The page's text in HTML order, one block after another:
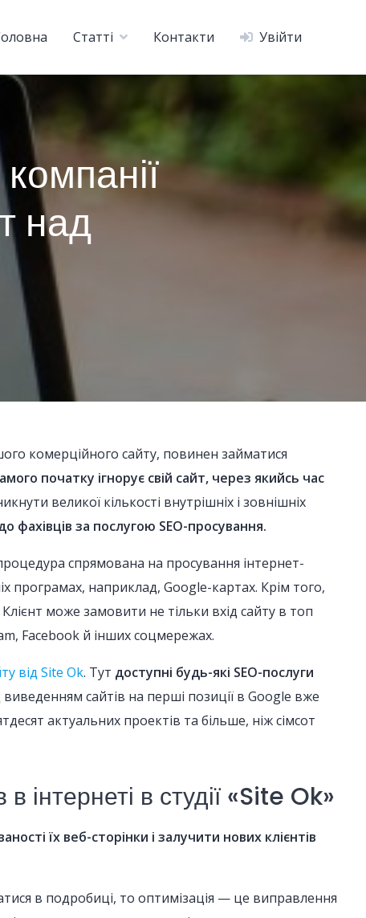
Статті Контакти Увійти
над
комерційного сайту, повинен займатися
початку ігнорує свій сайт, через якийсь час
великої кількості внутрішніх і зовнішніх
фахівців за послугою SEO-просування.
спрямована на просування інтернет-
програмах, наприклад, Google-картах. Крім того,
Клієнт може замовити не тільки вхід сайту в топ
Facebook й інших соцмережах.
від Site Ok. Тут доступні будь-які SEO-послуги
сайтів на перші позиції в Google вже
актуальних проектів та більше, ніж сімсот
інтернеті в студії «Site Ok»
їх веб-сторінки і залучити нових клієнтів
в подробиці, то оптимізація — це виправлення